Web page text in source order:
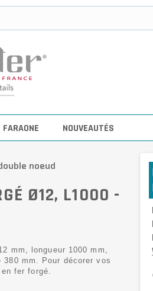
FARAONE NOUVEAUTÉS
noeud
Ø12, L1000 -
mm, longueur 1000 mm,
mm. Pour décorer vos
fer forgé.